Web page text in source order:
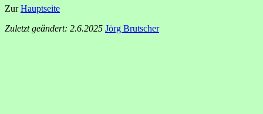
ZurHauptseite
Zuletzt geändert: 2.6.2025 Jörg Brutscher